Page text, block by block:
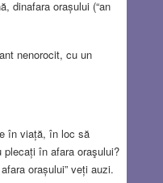
dinafara orașului (“an
nenorocit, cu un
în viață, în loc să
în afara oraşului?
orașului” veți auzi.